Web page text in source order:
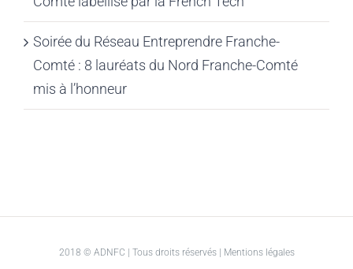
Soirée du Réseau Entreprendre Franche-
Comté : 8 lauréats du Nord Franche-Comté
mis à l’honneur
2018 © ADNFC | Tous droits réservés | Mentions légales